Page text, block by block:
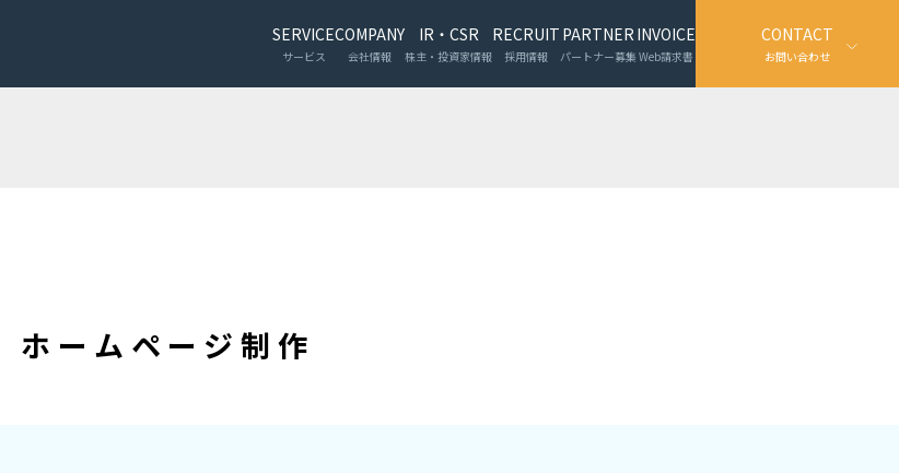
SERVICE
サービス
COMPANY
会社情報
IR・CSR
株主・投資家情報
RECRUIT
採用情報
PARTNER
パートナー募集
INVOICE
Web請求書
CONTACT
お問い合わせ
ホームページ制作